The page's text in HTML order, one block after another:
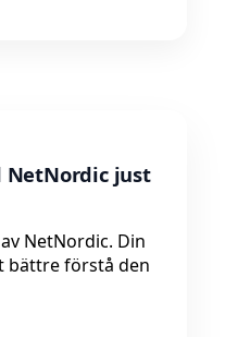
NetNordic just
NetNordic. Din
bättre förstå den